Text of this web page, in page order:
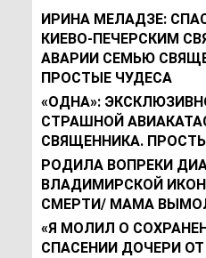
ИРИНА МЕЛАДЗЕ:
КИЕВО-ПЕЧЕРСКИМ
АВАРИИ СЕМЬЮ
ПРОСТЫЕ ЧУДЕСА
«ОДНА»:
СТРАШНОЙ
СВЯЩЕННИКА.
РОДИЛА ВОПРЕКИ
ВЛАДИМИРСКОЙ
СМЕРТИ/ МАМА
«Я МОЛИЛ О
СПАСЕНИИ ДОЧЕРИ